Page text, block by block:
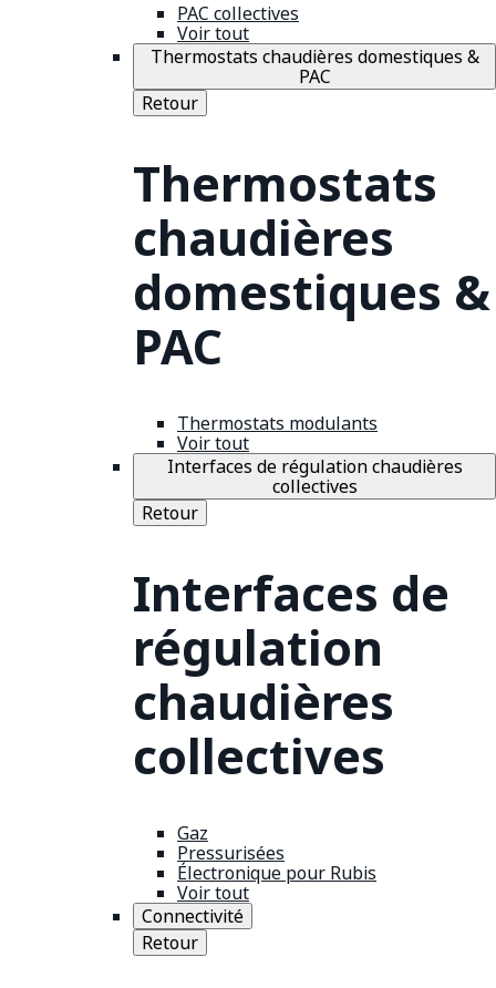
PAC collectives
Voir tout
Thermostats chaudières domestiques &
PAC
Retour
Thermostats
chaudières
domestiques &
PAC
Thermostats modulants
Voir tout
Interfaces de régulation chaudières
collectives
Retour
Interfaces de
régulation
chaudières
collectives
Gaz
Pressurisées
Électronique pour Rubis
Voir tout
Connectivité
Retour